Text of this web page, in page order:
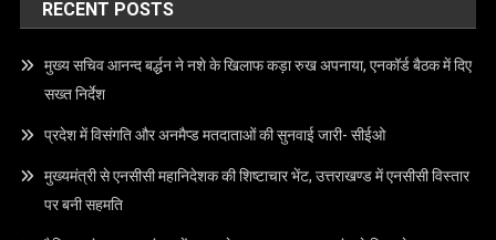
RECENT POSTS
मुख्य सचिव आनन्द बर्द्धन ने नशे के खिलाफ कड़ा रुख अपनाया, एनकॉर्ड बैठक में दिए
सख्त निर्देश
प्रदेश में विसंगति और अनमैप्ड मतदाताओं की सुनवाई जारी- सीईओ
मुख्यमंत्री से एनसीसी महानिदेशक की शिष्टाचार भेंट, उत्तराखण्ड में एनसीसी विस्तार
पर बनी सहमति